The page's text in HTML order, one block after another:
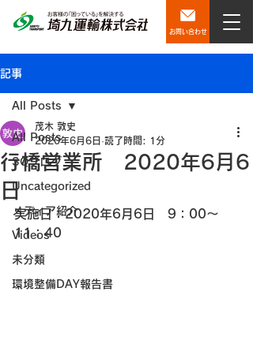
お問い合わせ
記事
All Posts
SQブログ
Uncategorized
メディア紹介
Videos
未分類
環境整備DAY報告書
All Posts
行橋営業所 2020年6月6
日
茂木 敦史
2020年6月6日 読了時間: 1分
実施日：2020年6月6日　9：00～
11：40